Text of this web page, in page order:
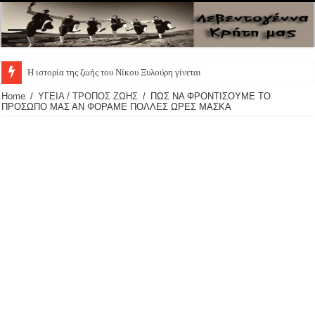
Η ιστορία της ζωής του Νίκου Ξυλούρη γίνεται θεατρικ
Home / ΥΓΕΙΑ / ΤΡΟΠΟΣ ΖΩΗΣ / ΠΩΣ ΝΑ ΦΡΟΝΤΙΣΟΥΜΕ ΤΟ
ΠΡΟΣΩΠΟ ΜΑΣ ΑΝ ΦΟΡΑΜΕ ΠΟΛΛΕΣ ΩΡΕΣ ΜΑΣΚΑ